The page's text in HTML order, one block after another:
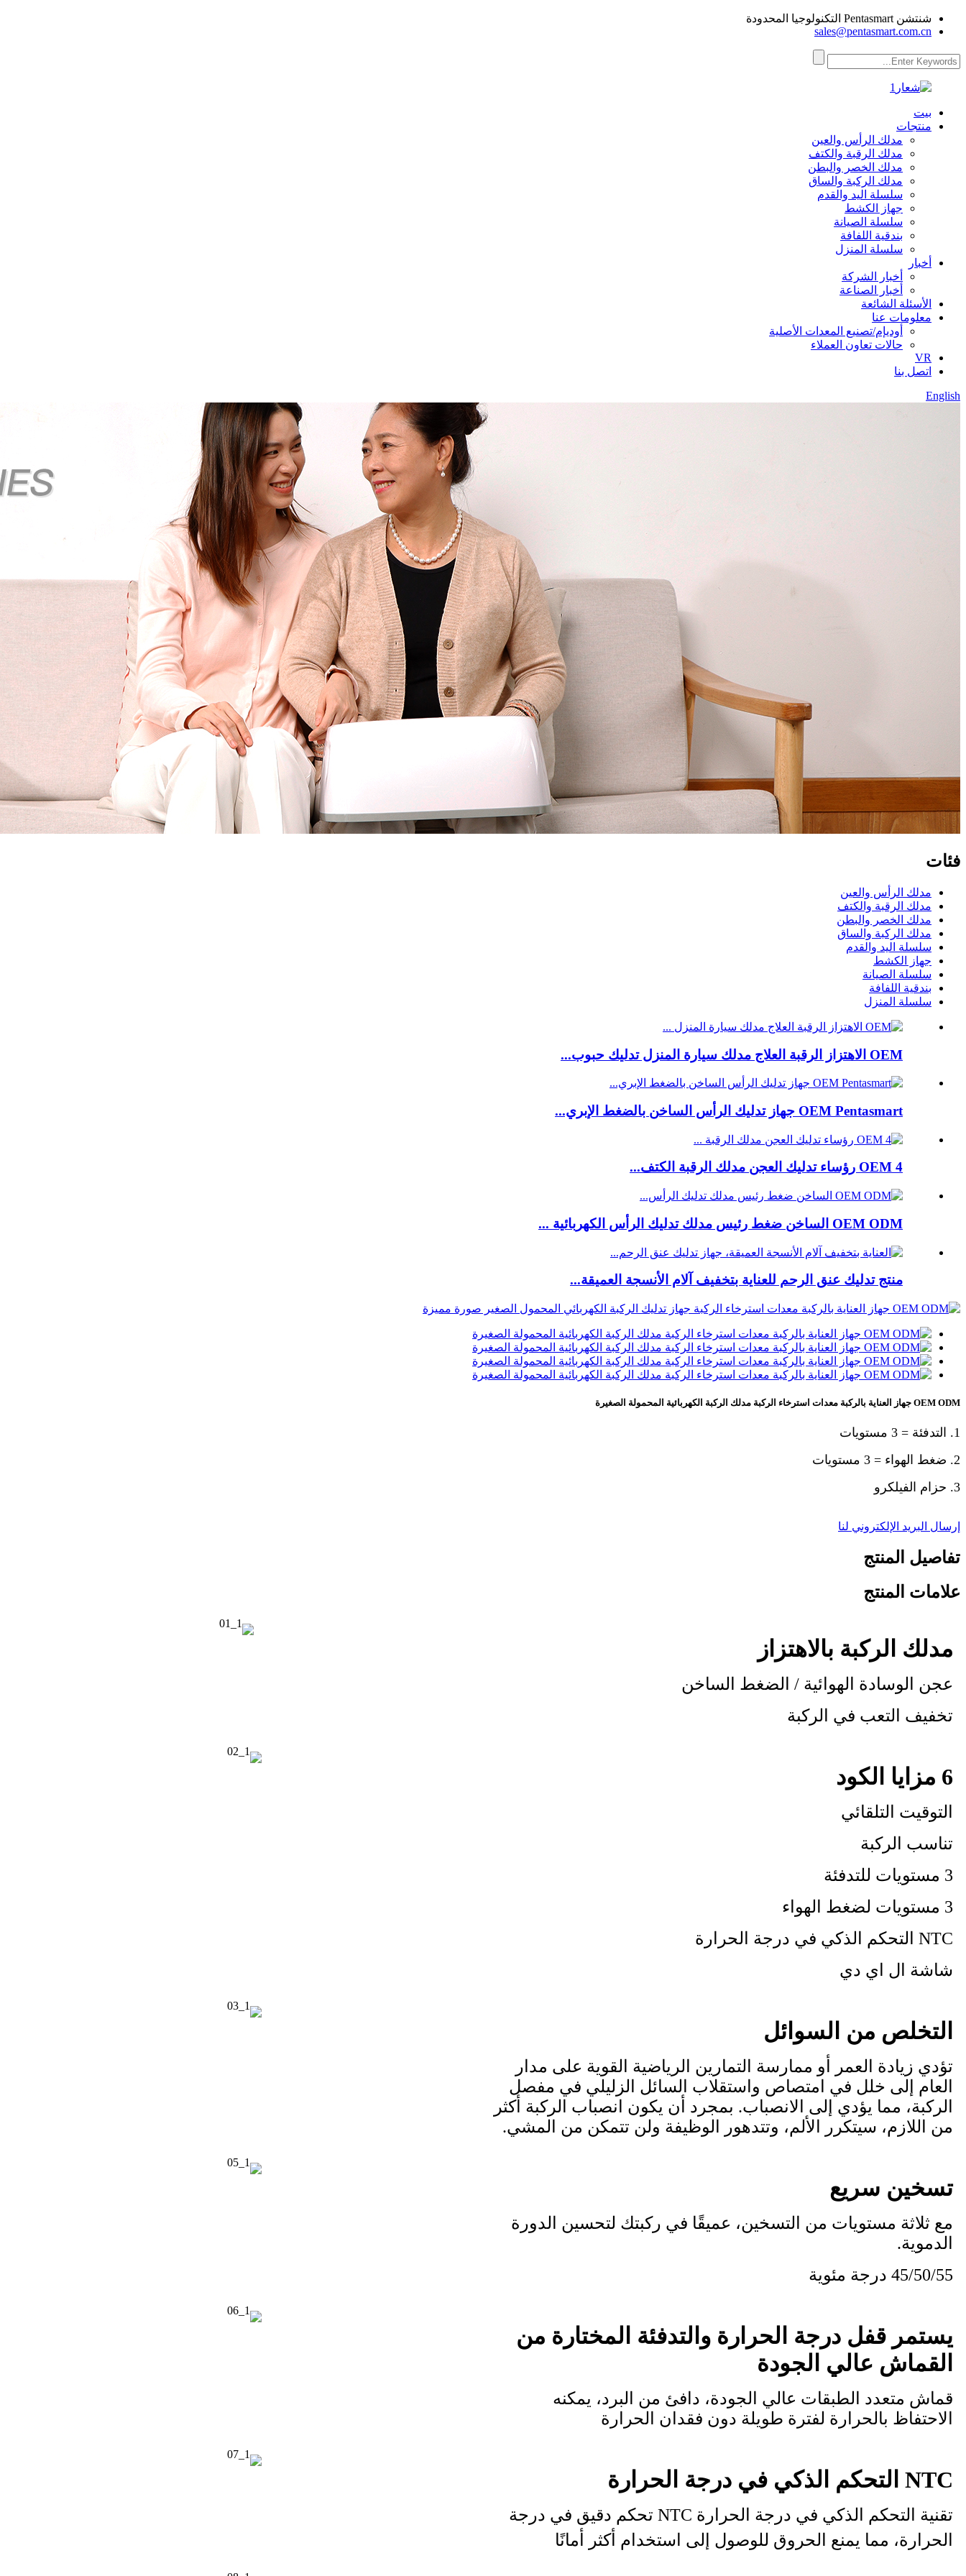
شنتشن Pentasmart التكنولوجيا المحدودة
sales@pentasmart.com.cn
بيت
منتجات
مدلك الرأس والعين
مدلك الرقبة والكتف
مدلك الخصر والبطن
مدلك الركبة والساق
سلسلة اليد والقدم
جهاز الكشط
سلسلة الصيانة
بندقية اللفافة
سلسلة المنزل
أخبار
أخبار الشركة
أخبار الصناعة
الأسئلة الشائعة
معلومات عنا
أوديإم/تصنيع المعدات الأصلية
حالات تعاون العملاء
VR
اتصل بنا
English
فئات
مدلك الرأس والعين
مدلك الرقبة والكتف
مدلك الخصر والبطن
مدلك الركبة والساق
سلسلة اليد والقدم
جهاز الكشط
سلسلة الصيانة
بندقية اللفافة
سلسلة المنزل
OEM الاهتزاز الرقبة العلاج مدلك سيارة المنزل تدليك حبوب...
OEM Pentasmart جهاز تدليك الرأس الساخن بالضغط الإبري...
OEM 4 رؤساء تدليك العجن مدلك الرقبة الكتف...
OEM ODM الساخن ضغط رئيس مدلك تدليك الرأس الكهربائية ...
منتج تدليك عنق الرحم للعناية بتخفيف آلام الأنسجة العميقة...
OEM ODM جهاز العناية بالركبة معدات استرخاء الركبة مدلك الركبة الكهربائية المحمولة الصغيرة
1. التدفئة = 3 مستويات
2. ضغط الهواء = 3 مستويات
3. حزام الفيلكرو
إرسال البريد الإلكتروني لنا
تفاصيل المنتج
علامات المنتج
مدلك الركبة بالاهتزاز
عجن الوسادة الهوائية / الضغط الساخن
تخفيف التعب في الركبة
6 مزايا الكود
التوقيت التلقائي
تناسب الركبة
3 مستويات للتدفئة
3 مستويات لضغط الهواء
NTC التحكم الذكي في درجة الحرارة
شاشة ال اي دي
التخلص من السوائل
تؤدي زيادة العمر أو ممارسة التمارين الرياضية القوية على مدار
العام إلى خلل في امتصاص واستقلاب السائل الزليلي في مفصل
الركبة، مما يؤدي إلى الانصباب. بمجرد أن يكون انصباب الركبة أكثر
من اللازم، سيتكرر الألم، وتتدهور الوظيفة ولن تتمكن من المشي.
تسخين سريع
مع ثلاثة مستويات من التسخين، عميقًا في ركبتك لتحسين الدورة
الدموية.
45/50/55 درجة مئوية
يستمر قفل درجة الحرارة والتدفئة المختارة من
القماش عالي الجودة
قماش متعدد الطبقات عالي الجودة، دافئ من البرد، يمكنه
الاحتفاظ بالحرارة لفترة طويلة دون فقدان الحرارة
NTC التحكم الذكي في درجة الحرارة
تقنية التحكم الذكي في درجة الحرارة NTC تحكم دقيق في درجة
الحرارة، مما يمنع الحروق للوصول إلى استخدام أكثر أمانًا